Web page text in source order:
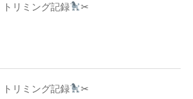
トリミング記録 ✂
トリミング記録 ✂